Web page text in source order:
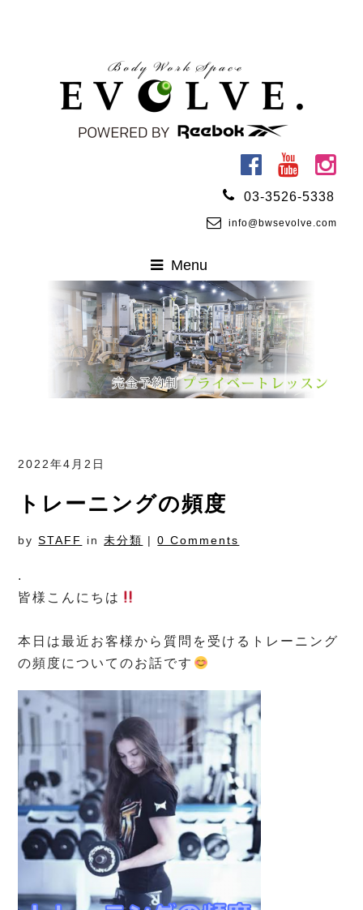
03-3526-5338
info@bwsevolve.com
2022年4月2日
トレーニングの頻度
bySTAFF in未分類 |0 Comments
.
皆様こんにちは
本日は最近お客様から質問を受けるトレーニング
の頻度についてのお話です